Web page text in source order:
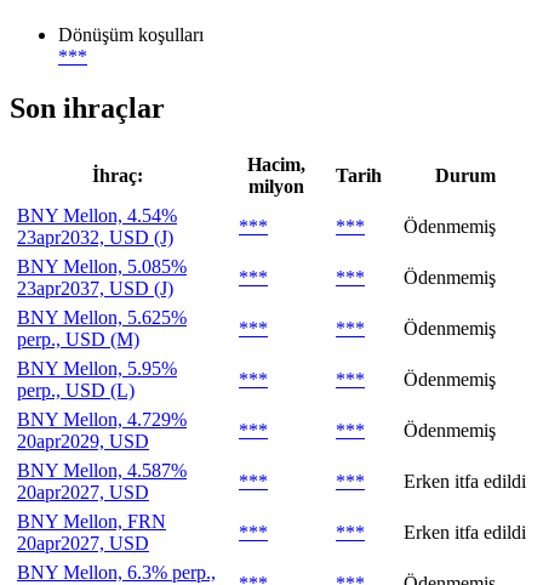
Dönüşüm koşulları
***
Son ihraçlar
İhraç:
Hacim,
milyon
Tarih
Durum
BNY Mellon, 4.54%
23apr2032, USD (J)
*** ***
Ödenmemiş
BNY Mellon, 5.085%
23apr2037, USD (J)
*** ***
Ödenmemiş
BNY Mellon, 5.625%
perp., USD (M)
*** ***
Ödenmemiş
BNY Mellon, 5.95%
perp., USD (L)
*** ***
Ödenmemiş
BNY Mellon, 4.729%
20apr2029, USD
*** ***
Ödenmemiş
BNY Mellon, 4.587%
20apr2027, USD
*** ***
Erken itfa edildi
BNY Mellon, FRN
20apr2027, USD
*** ***
Erken itfa edildi
BNY Mellon, 6.3% perp.,